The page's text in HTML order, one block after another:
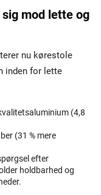
mod lette og
nu kørestole
inden for lette
(4,8
(31 % mere
efter
holdbarhed og